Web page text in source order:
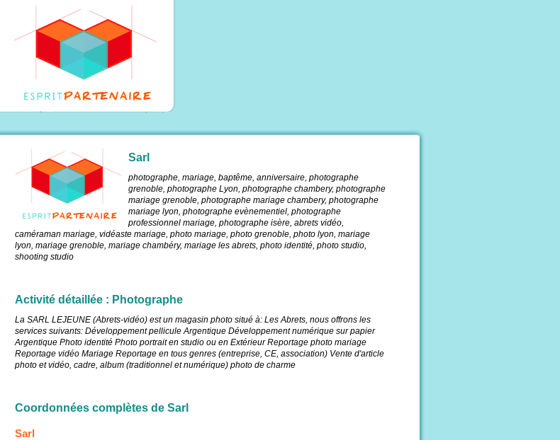
Sarl
photographe, mariage, baptême, anniversaire, photographe
grenoble, photographe Lyon, photographe chambery, photographe
mariage grenoble, photographe mariage chambery, photographe
mariage lyon, photographe evènementiel, photographe
professionnel mariage, photographe isère, abrets vidéo,
caméraman mariage, vidéaste mariage, photo mariage, photo grenoble, photo lyon, mariage
lyon, mariage grenoble, mariage chambéry, mariage les abrets, photo identité, photo studio,
shooting studio
Activité détaillée : Photographe
La SARL LEJEUNE (Abrets-vidéo) est un magasin photo situé à: Les Abrets, nous offrons les
services suivants: Développement pellicule Argentique Développement numérique sur papier
Argentique Photo identité Photo portrait en studio ou en Extérieur Reportage photo mariage
Reportage vidéo Mariage Reportage en tous genres (entreprise, CE, association) Vente d'article
photo et vidéo, cadre, album (traditionnel et numérique) photo de charme
Coordonnées complètes de Sarl
Sarl